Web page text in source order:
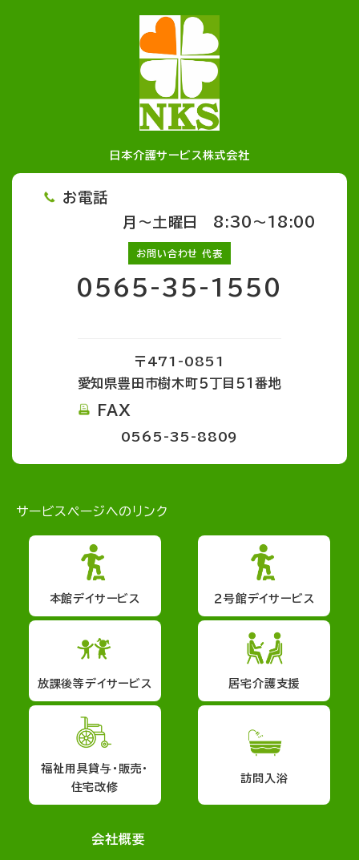
日本介護サービス株式会社
お電話
月～土曜日 8:30～18:00
お問い合わせ 代表
0565-35-1550
〒471-0851
愛知県豊田市樹木町５丁目５１番地
FAX
0565-35-8809
サービスページへのリンク
本館デイサービス ２号館デイサービス
放課後等デイサービス 居宅介護支援
福祉用具貸与・販売・
住宅改修
訪問入浴
会社概要